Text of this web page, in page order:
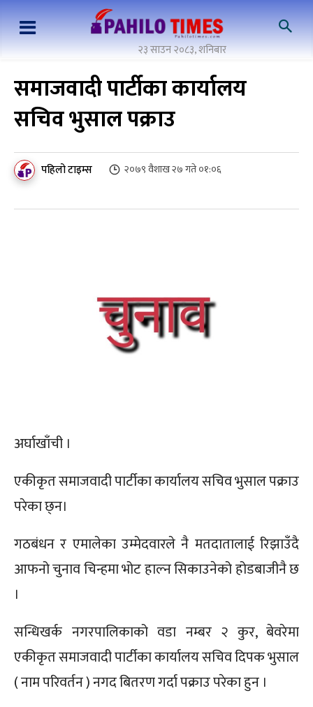
२३ साउन २०८३, शनिबार
समाजवादी पार्टीका कार्यालय
सचिव भुसाल पक्राउ
पहिलो टाइम्स २०७९ वैशाख २७ गते ०१:०६
अर्घाखाँची ।
एकीकृत समाजवादी पार्टीका कार्यालय सचिव भुसाल पक्राउ
परेका छ्न।
गठबंधन र एमालेका उम्मेदवारले नै मतदातालाई रिझाउँदै
आफनो चुनाव चिन्हमा भोट हाल्न सिकाउनेको होडबाजीनै छ
।
सन्धिखर्क नगरपालिकाको वडा नम्बर २ कुर, बेवरेमा
एकीकृत समाजवादी पार्टीका कार्यालय सचिव दिपक भुसाल
( नाम परिवर्तन ) नगद बितरण गर्दा पक्राउ परेका हुन ।